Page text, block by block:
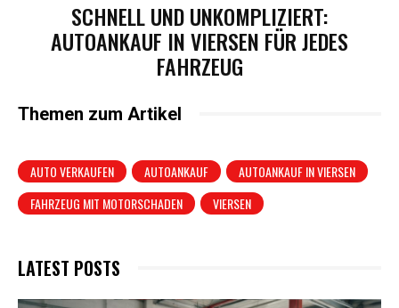
SCHNELL UND UNKOMPLIZIERT:
AUTOANKAUF IN VIERSEN FÜR JEDES
FAHRZEUG
Themen zum Artikel
AUTO VERKAUFEN AUTOANKAUF
AUTOANKAUF IN VIERSEN
FAHRZEUG MIT MOTORSCHADEN
VIERSEN
LATEST POSTS